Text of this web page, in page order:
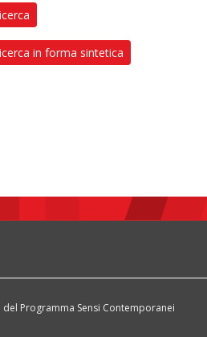
in forma sintetica
Programma Sensi Contemporanei